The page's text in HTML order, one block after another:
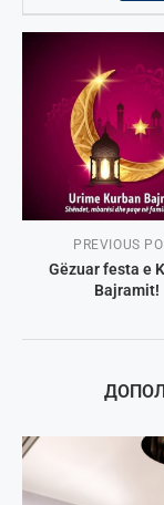
PREVIOUS
Gëzuar festа e
Bajramit!